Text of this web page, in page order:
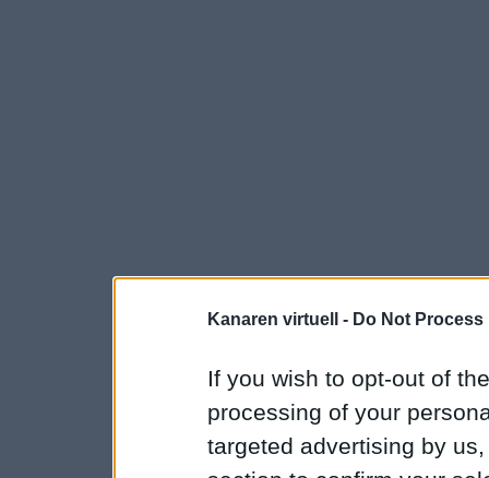
Kanaren virtuell - Do Not
If you wish to opt-out of
processing of your
targeted advertising by